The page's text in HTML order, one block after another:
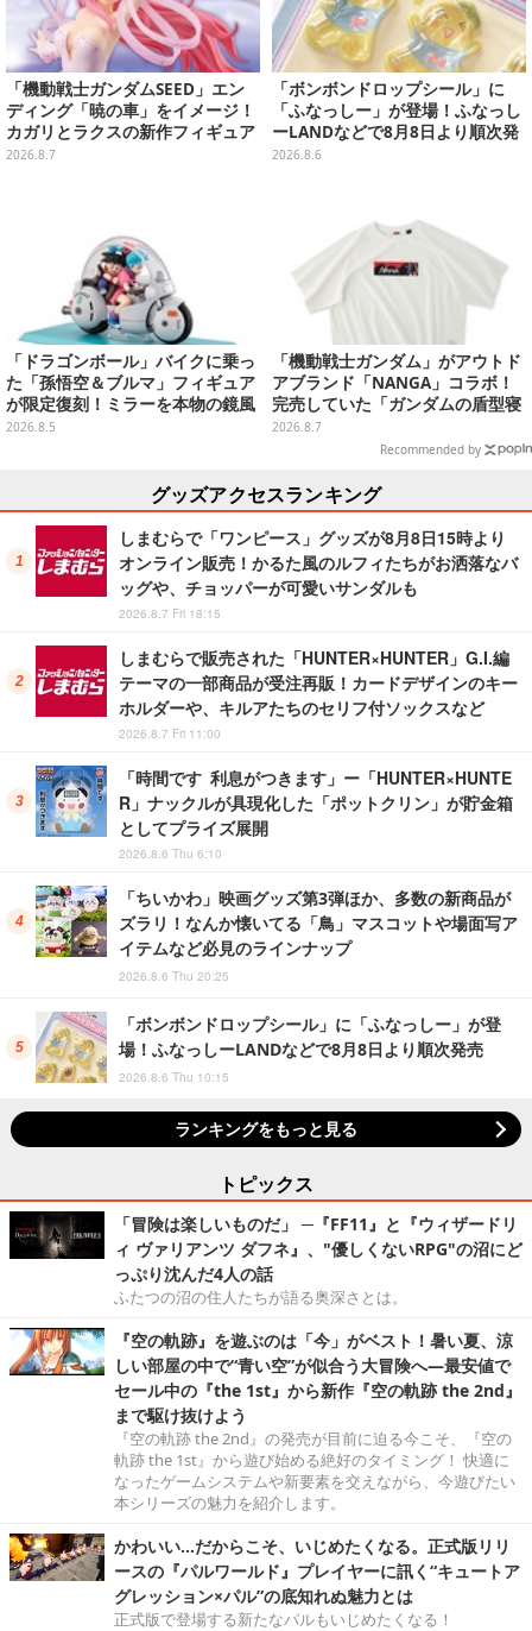
「機動戦士ガンダムSEED」エン
ディング「暁の車」をイメージ！
カガリとラクスの新作フィギュア
がプライズに
2026.8.7
「ボンボンドロップシール」に
「ふなっしー」が登場！ふなっし
ーLANDなどで8月8日より順次発
売
2026.8.6
「ドラゴンボール」バイクに乗っ
た「孫悟空＆ブルマ」フィギュア
が限定復刻！ミラーを本物の鏡風
や、ブルマの目元が映りこむ描写
2026.8.5
「機動戦士ガンダム」がアウトド
アブランド「NANGA」コラボ！
完売していた「ガンダムの盾型寝
袋」も2次受注開始
2026.8.7
Recommended by
グッズアクセスランキング
しまむらで「ワンピース」グッズが8月8日15時より
オンライン販売！かるた風のルフィたちがお洒落なバ
ッグや、チョッパーが可愛いサンダルも
2026.8.7 Fri 18:15
しまむらで販売された「HUNTER×HUNTER」G.I.編
テーマの一部商品が受注再販！カードデザインのキー
ホルダーや、キルアたちのセリフ付ソックスなど
2026.8.7 Fri 11:00
「時間です 利息がつきます」ー「HUNTER×HUNTE
R」ナックルが具現化した「ポットクリン」が貯金箱
としてプライズ展開
2026.8.6 Thu 6:10
「ちいかわ」映画グッズ第3弾ほか、多数の新商品が
ズラリ！なんか懐いてる「鳥」マスコットや場面写ア
イテムなど必見のラインナップ
2026.8.6 Thu 20:25
「ボンボンドロップシール」に「ふなっしー」が登
場！ふなっしーLANDなどで8月8日より順次発売
2026.8.6 Thu 10:15
ランキングをもっと見る
トピックス
「冒険は楽しいものだ」 ─『FF11』と『ウィザードリ
ィ ヴァリアンツ ダフネ』、"優しくないRPG"の沼にど
っぷり沈んだ4人の話
ふたつの沼の住人たちが語る奥深さとは。
『空の軌跡』を遊ぶのは「今」がベスト！暑い夏、涼
しい部屋の中で“青い空”が似合う大冒険へ―最安値で
セール中の『the 1st』から新作『空の軌跡 the 2nd』
まで駆け抜けよう
『空の軌跡 the 2nd』の発売が目前に迫る今こそ、『空の
軌跡 the 1st』から遊び始める絶好のタイミング！ 快適に
なったゲームシステムや新要素を交えながら、今遊びたい
本シリーズの魅力を紹介します。
かわいい…だからこそ、いじめたくなる。正式版リリ
ースの『パルワールド』プレイヤーに訊く“キュートア
グレッション×パル”の底知れぬ魅力とは
正式版で登場する新たなパルもいじめたくなる！